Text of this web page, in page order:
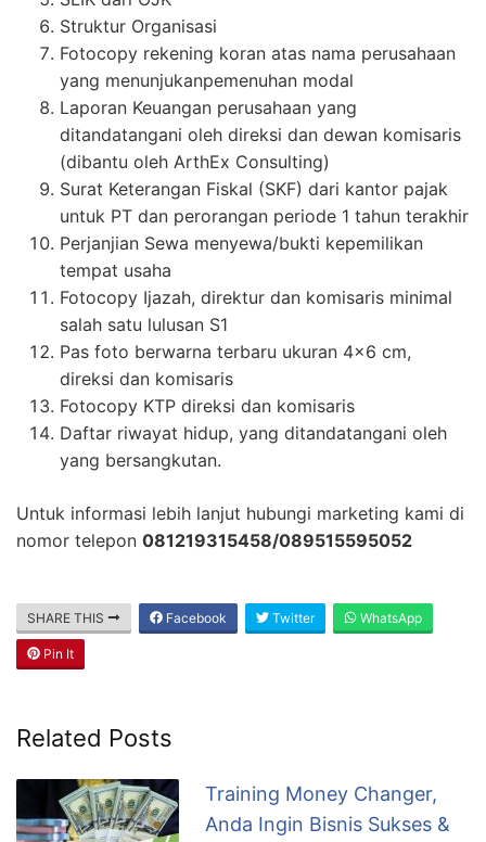
Struktur Organisasi
Fotocopy rekening koran atas nama perusahaan
yang menunjukanpemenuhan modal
Laporan Keuangan perusahaan yang
ditandatangani oleh direksi dan dewan komisaris
(dibantu oleh ArthEx Consulting)
Surat Keterangan Fiskal (SKF) dari kantor pajak
untuk PT dan perorangan periode 1 tahun terakhir
Perjanjian Sewa menyewa/bukti kepemilikan
tempat usaha
Fotocopy Ijazah, direktur dan komisaris minimal
salah satu lulusan S1
Pas foto berwarna terbaru ukuran 4×6 cm,
direksi dan komisaris
Fotocopy KTP direksi dan komisaris
Daftar riwayat hidup, yang ditandatangani oleh
yang bersangkutan.
Untuk informasi lebih lanjut hubungi marketing kami di
nomor telepon 081219315458/089515595052
SHARE THIS Facebook Twitter WhatsApp
Pin It
Related Posts
Training Money Changer,
Anda Ingin Bisnis Sukses &